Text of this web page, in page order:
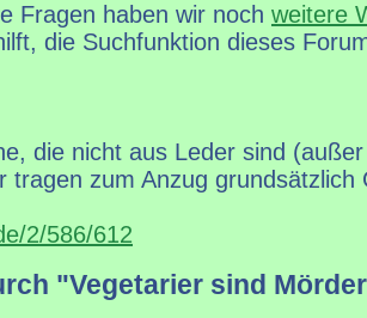
Fragen haben wir noch weitere
die Suchfunktion dieses
die nicht aus Leder sind
tragen zum Anzug grundsätzlich
2/586/612
"Vegetarier sind